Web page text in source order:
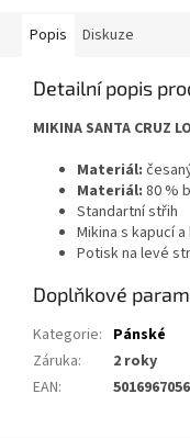
Popis Diskuze
Detailní popis
MIKINA SANTA CRUZ
Materiál:
Materiál: 80 %
Standartní střih
Mikina s kapucí
Potisk na levé
Doplňkové
Kategorie: Pánské
Záruka:
2 roky
EAN: